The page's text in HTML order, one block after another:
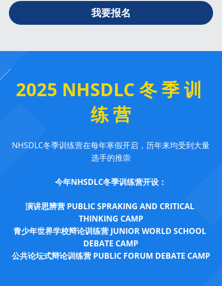
我要报名
2025 NHSDLC 冬 季 训
练 营
NHSDLC冬季训练营在每年寒假开启，历年来均受到大量
选手的推崇
今年NHSDLC冬季训练营开设：
演讲思辨营 PUBLIC SPRAKING AND CRITICAL
THINKING CAMP
青少年世界学校辩论训练营 JUNIOR WORLD SCHOOL
DEBATE CAMP
公共论坛式辩论训练营 PUBLIC FORUM DEBATE CAMP